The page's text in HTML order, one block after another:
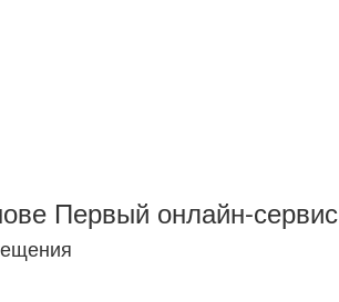
Первый онлайн-сервис